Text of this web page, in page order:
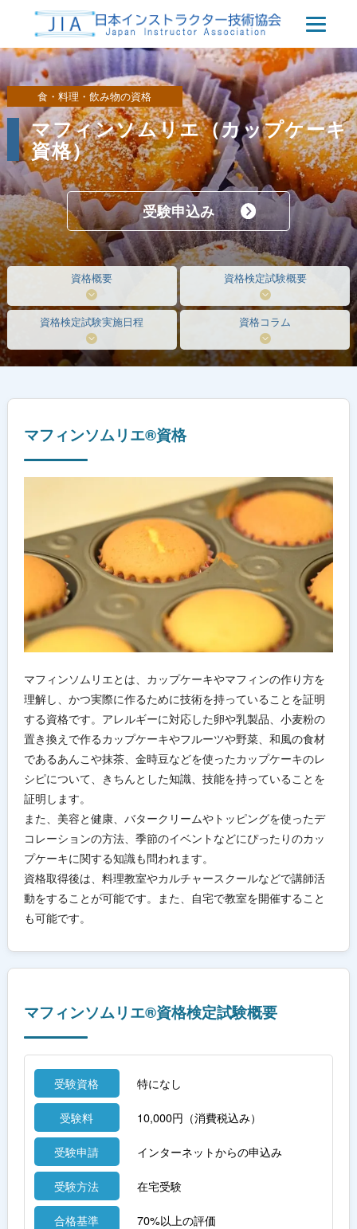
食・料理・飲み物の資格
マフィンソムリエ（カップケーキ
資格）
受験申込み
資格概要 資格検定試験概要
資格検定試験実施日程 資格コラム
マフィンソムリエ®資格
マフィンソムリエとは、カップケーキやマフィンの作り方を
理解し、かつ実際に作るために技術を持っていることを証明
する資格です。アレルギーに対応した卵や乳製品、小麦粉の
置き換えで作るカップケーキやフルーツや野菜、和風の食材
であるあんこや抹茶、金時豆などを使ったカップケーキのレ
シピについて、きちんとした知識、技能を持っていることを
証明します。
また、美容と健康、バタークリームやトッピングを使ったデ
コレーションの方法、季節のイベントなどにぴったりのカッ
プケーキに関する知識も問われます。
資格取得後は、料理教室やカルチャースクールなどで講師活
動をすることが可能です。また、自宅で教室を開催すること
も可能です。
マフィンソムリエ®資格検定試験概要
受験資格 特になし
受験料 10,000円（消費税込み）
受験申請 インターネットからの申込み
受験方法 在宅受験
合格基準 70%以上の評価